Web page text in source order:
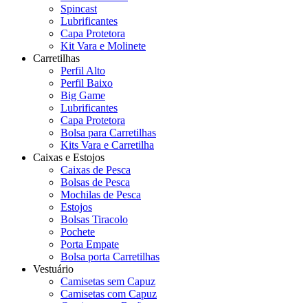
Spincast
Lubrificantes
Capa Protetora
Kit Vara e Molinete
Carretilhas
Perfil Alto
Perfil Baixo
Big Game
Lubrificantes
Capa Protetora
Bolsa para Carretilhas
Kits Vara e Carretilha
Caixas e Estojos
Caixas de Pesca
Bolsas de Pesca
Mochilas de Pesca
Estojos
Bolsas Tiracolo
Pochete
Porta Empate
Bolsa porta Carretilhas
Vestuário
Camisetas sem Capuz
Camisetas com Capuz